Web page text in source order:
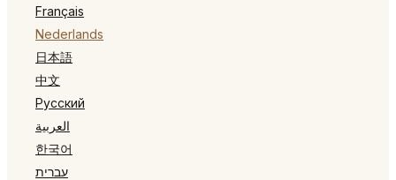
Français
Nederlands
日本語
中文
Русский
العربية
한국어
עברית